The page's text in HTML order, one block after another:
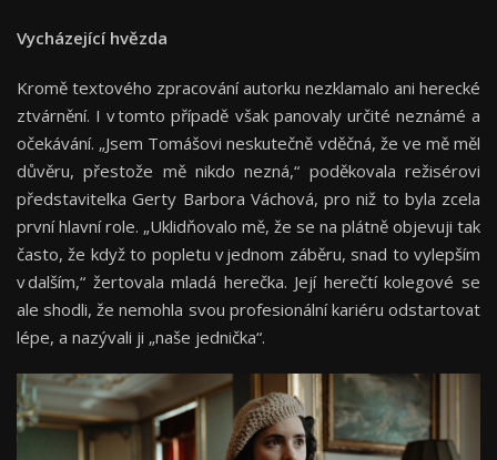
Vycházející hvězda
Kromě textového zpracování autorku nezklamalo ani herecké
ztvárnění. I v tomto případě však panovaly určité neznámé a
očekávání. „Jsem Tomášovi neskutečně vděčná, že ve mě měl
důvěru, přestože mě nikdo nezná,“ poděkovala režisérovi
představitelka Gerty Barbora Váchová, pro niž to byla zcela
první hlavní role. „Uklidňovalo mě, že se na plátně objevuji tak
často, že když to popletu v jednom záběru, snad to vylepším
v dalším,“ žertovala mladá herečka. Její herečtí kolegové se
ale shodli, že nemohla svou profesionální kariéru odstartovat
lépe, a nazývali ji „naše jednička“.